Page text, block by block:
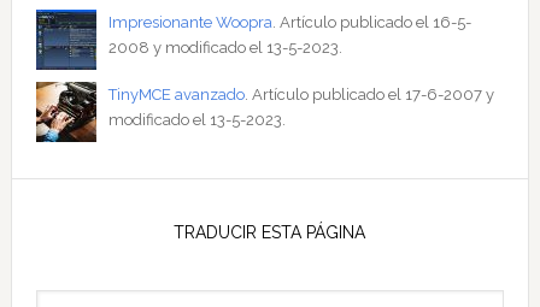
Impresionante Woopra . Artículo publicado el 16-5-
2008 y modificado el 13-5-2023.
TinyMCE avanzado. Artículo publicado el 17-6-2007 y
modificado el 13-5-2023.
TRADUCIR ESTA PÁGINA